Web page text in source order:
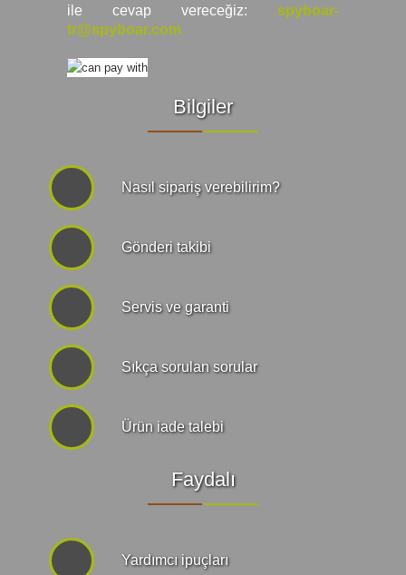
ile cevap vereceğiz:
spyboar-
tr@spyboar.com
Bilgiler
Nasıl sipariş verebilirim?
Gönderi takibi
Servis ve garanti
Sıkça sorulan sorular
Ürün iade talebi
Faydalı
Yardımcı ipuçları